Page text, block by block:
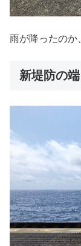
雨が降ったのか
新堤防の